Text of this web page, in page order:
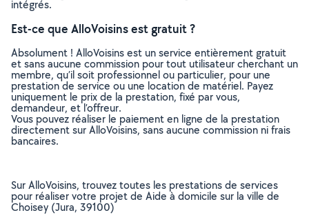
intégrés.
Est-ce que AlloVoisins est gratuit ?
Absolument ! AlloVoisins est un service entièrement gratuit
et sans aucune commission pour tout utilisateur cherchant un
membre, qu’il soit professionnel ou particulier, pour une
prestation de service ou une location de matériel. Payez
uniquement le prix de la prestation, fixé par vous,
demandeur, et l’offreur.
Vous pouvez réaliser le paiement en ligne de la prestation
directement sur AlloVoisins, sans aucune commission ni frais
bancaires.
Sur AlloVoisins, trouvez toutes les prestations de services
pour réaliser votre projet de Aide à domicile sur la ville de
Choisey (Jura, 39100)